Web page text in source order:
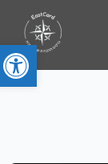
פתח